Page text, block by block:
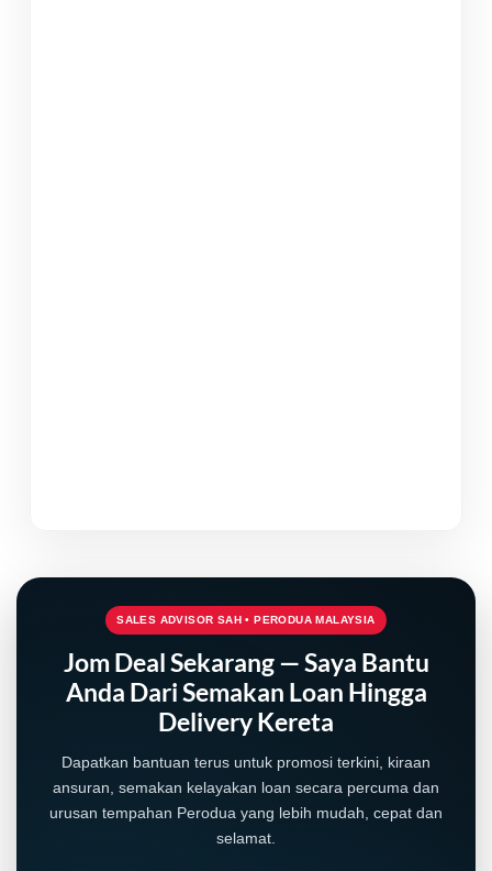
SALES ADVISOR SAH • PERODUA MALAYSIA
Jom Deal Sekarang — Saya Bantu
Anda Dari Semakan Loan Hingga
Delivery Kereta
Dapatkan bantuan terus untuk promosi terkini, kiraan
ansuran, semakan kelayakan loan secara percuma dan
urusan tempahan Perodua yang lebih mudah, cepat dan
selamat.